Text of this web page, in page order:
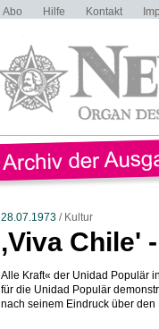
Abo Hilfe Kontakt
28.07.1973/ Kultur
,Viva Chile'
Alle Kraft« der Unidad Populär
für die Unidad Populär
nach seinem Eindruck über den